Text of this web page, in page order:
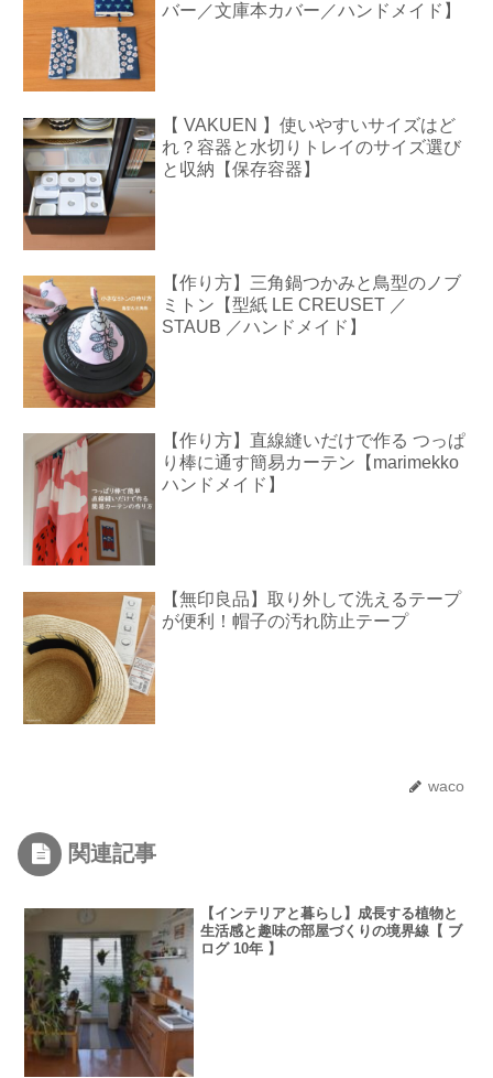
バー／文庫本カバー／ハンドメイド】
【 VAKUEN 】使いやすいサイズはど
れ？容器と水切りトレイのサイズ選び
と収納【保存容器】
【作り方】三角鍋つかみと鳥型のノブ
ミトン【型紙 LE CREUSET ／
STAUB ／ハンドメイド】
【作り方】直線縫いだけで作る つっぱ
り棒に通す簡易カーテン【marimekko
ハンドメイド】
【無印良品】取り外して洗えるテープ
が便利！帽子の汚れ防止テープ
waco
関連記事
【インテリアと暮らし】成長する植物と
生活感と趣味の部屋づくりの境界線【 ブ
ログ 10年 】